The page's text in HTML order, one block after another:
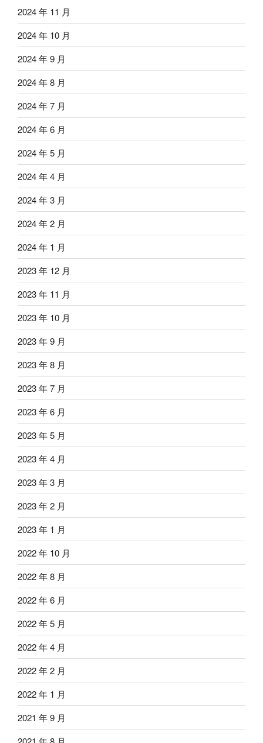
2024 年 11 月
2024 年 10 月
2024 年 9 月
2024 年 8 月
2024 年 7 月
2024 年 6 月
2024 年 5 月
2024 年 4 月
2024 年 3 月
2024 年 2 月
2024 年 1 月
2023 年 12 月
2023 年 11 月
2023 年 10 月
2023 年 9 月
2023 年 8 月
2023 年 7 月
2023 年 6 月
2023 年 5 月
2023 年 4 月
2023 年 3 月
2023 年 2 月
2023 年 1 月
2022 年 10 月
2022 年 8 月
2022 年 6 月
2022 年 5 月
2022 年 4 月
2022 年 2 月
2022 年 1 月
2021 年 9 月